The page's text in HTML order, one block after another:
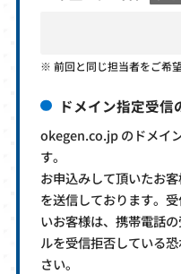
前回と同じ担当者をご希
ドメイン指定受信
okegen.co.jp のドメイ
す。
お申込みして頂いたお
を送信しております。
いお客様は、携帯電話
ルを受信拒否している
さい。